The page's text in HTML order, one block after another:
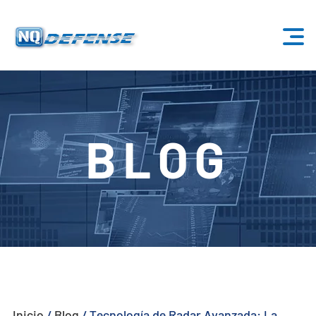
Productos
- Sistema Anti-Dron
- - Sistema Anti-Dron Estacionario
- - - ND-BU001 Sistema Estándar Anti-Dron
- - - ND-BU002 Sistema Anti-Dron de Gama Alta
- - - ND-BU004 Sistema Anti-Dron de Seguridad de Base
BLOG